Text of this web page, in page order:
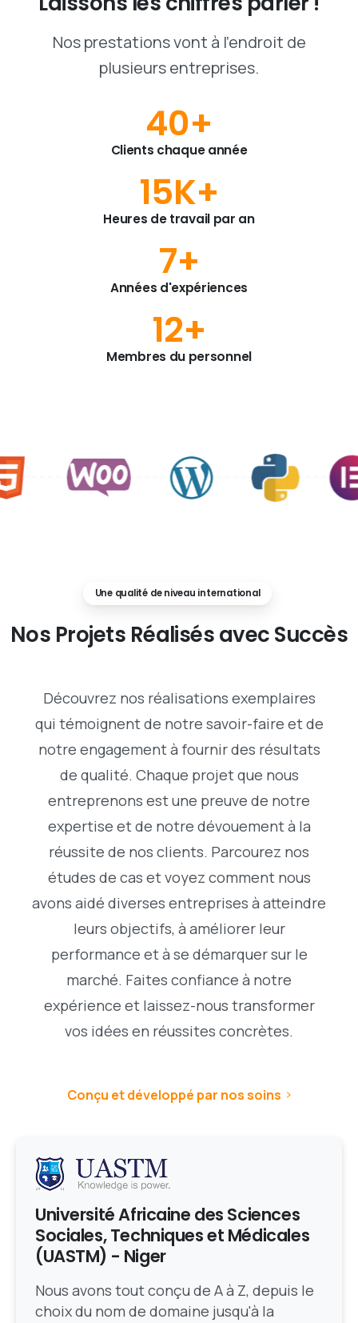
Nos prestations vont à l'endroit de
plusieurs entreprises.
40+
Clients chaque année
15K+
Heures de travail par an
7+
Années d'expériences
12+
Membres du personnel
Une qualité de niveau international
Nos Projets RéalisésavecSuccès
Découvrez nos réalisations exemplaires
qui témoignent de notre savoir-faire et de
notre engagement à fournir des résultats
de qualité. Chaque projet que nous
entreprenons est une preuve de notre
expertise et de notre dévouement à la
réussite de nos clients. Parcourez nos
études de cas et voyez comment nous
avons aidé diverses entreprises à atteindre
leurs objectifs, à améliorer leur
performance et à se démarquer sur le
marché. Faites confiance à notre
expérience et laissez-nous transformer
vos idées en réussites concrètes.
Conçu et développé par nos soins
Université Africaine des Sciences
Sociales, Techniques et Médicales
(UASTM) - Niger
Nous avons tout conçu de A à Z, depuis le
choix du nom de domaine jusqu'à la